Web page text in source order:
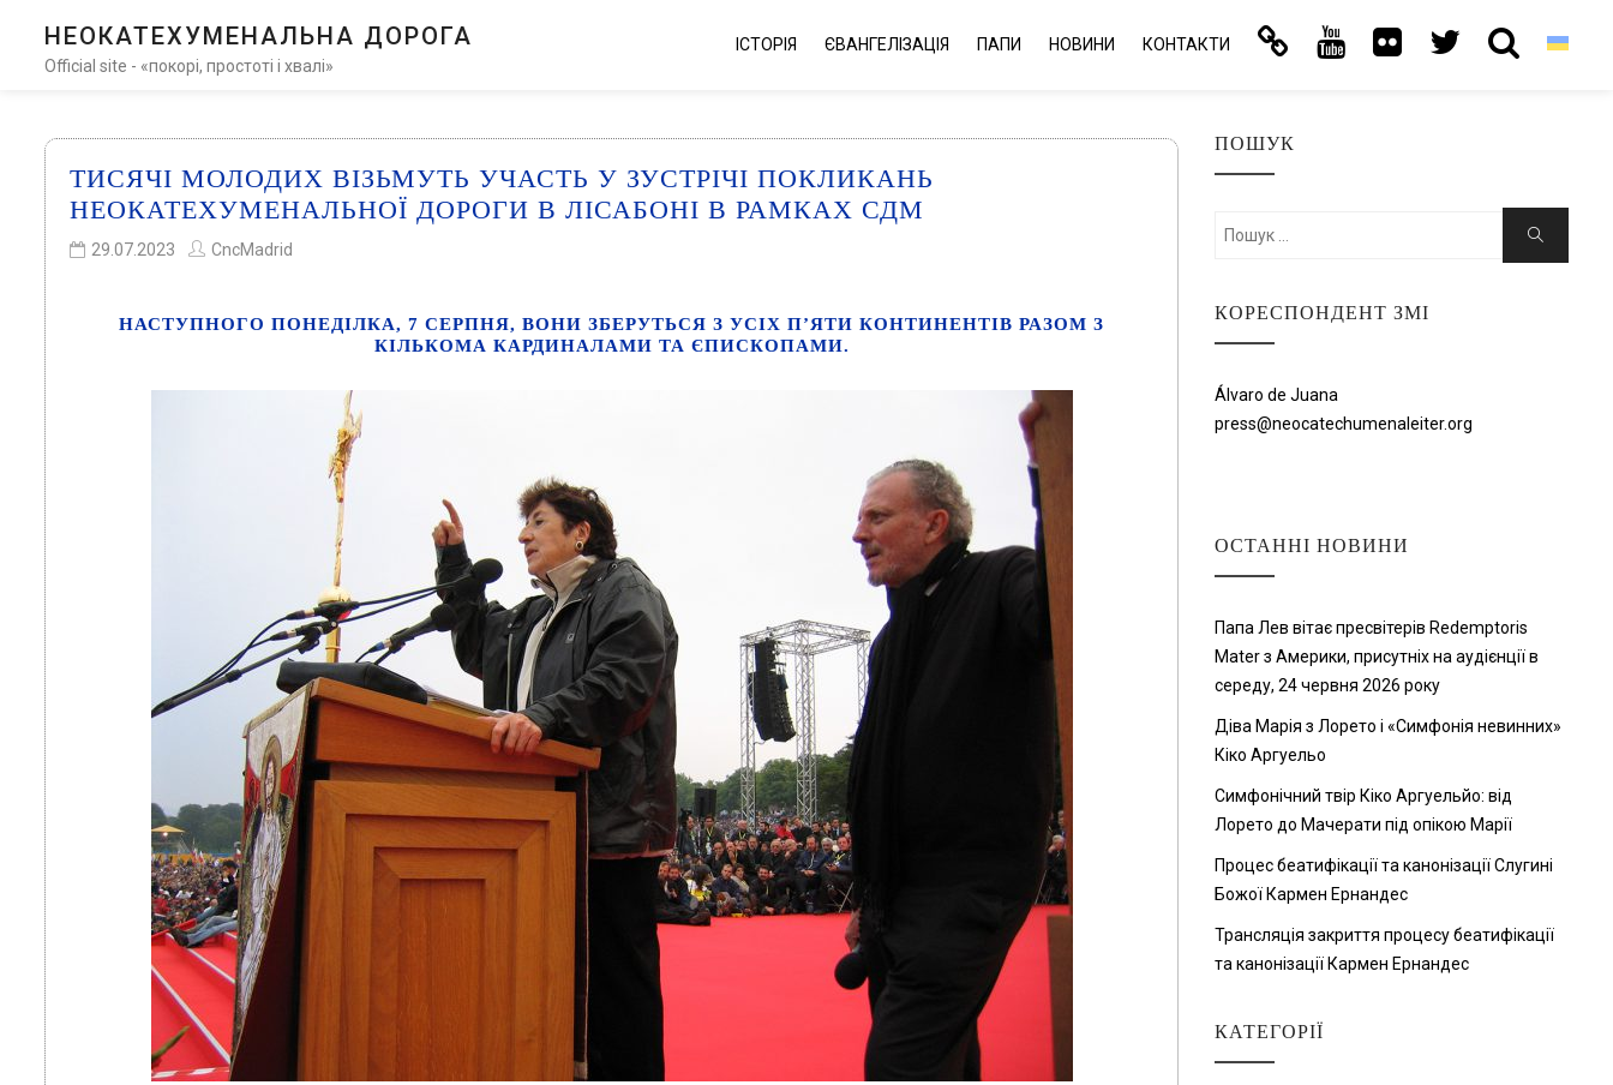
НЕОКАТЕХУМЕНАЛЬНА ДОРОГА
Official site - «покорі, простоті і хвалі»
ІСТОРІЯ ЄВАНГЕЛІЗАЦІЯ ПАПИ НОВИНИ КОНТАКТИ
ТИСЯЧІ МОЛОДИХ ВІЗЬМУТЬ УЧАСТЬ У ЗУСТРІЧІ ПОКЛИКАНЬ
НЕОКАТЕХУМЕНАЛЬНОЇ ДОРОГИ В ЛІСАБОНІ В РАМКАХ СДМ
29.07.2023 CncMadrid
НАСТУПНОГО ПОНЕДІЛКА, 7 СЕРПНЯ, ВОНИ ЗБЕРУТЬСЯ З УСІХ П’ЯТИ КОНТИНЕНТІВ РАЗОМ З
КІЛЬКОМА КАРДИНАЛАМИ ТА ЄПИСКОПАМИ.
ПОШУК
Шукати:
Пошук
КОРЕСПОНДЕНТ ЗМІ
Álvaro de Juana
press@neocatechumenaleiter.org
ОСТАННІ НОВИНИ
Папа Лев вітає пресвітерів Redemptoris
Mater з Америки, присутніх на аудієнції в
середу, 24 червня 2026 року
Діва Марія з Лорето і «Симфонія невинних»
Кіко Аргуельо
Симфонічний твір Кіко Аргуельйо: від
Лорето до Мачерати під опікою Марії
Процес беатифікації та канонізації Слугині
Божої Кармен Ернандес
Трансляція закриття процесу беатифікації
та канонізації Кармен Ернандес
КАТЕГОРІЇ